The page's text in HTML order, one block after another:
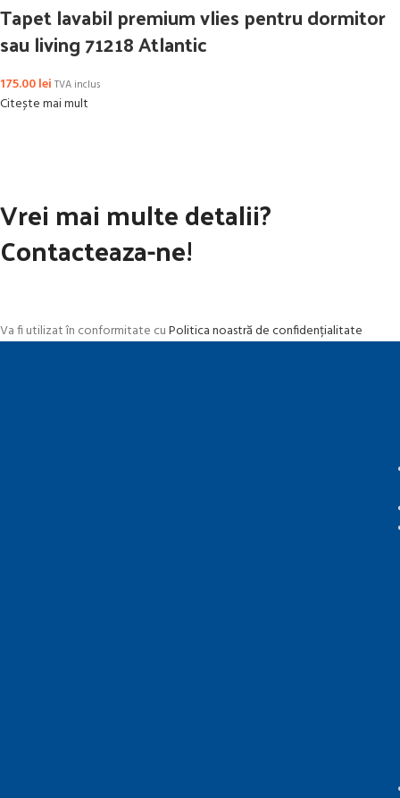
Tapet lavabil premium vlies pentru dormitor
sau living 71218 Atlantic
175.00lei TVA inclus
Citește mai mult
Vrei mai multe detalii?
Contacteaza-ne!
Va fi utilizat în conformitate cuPolitica noastră de confidențialitate